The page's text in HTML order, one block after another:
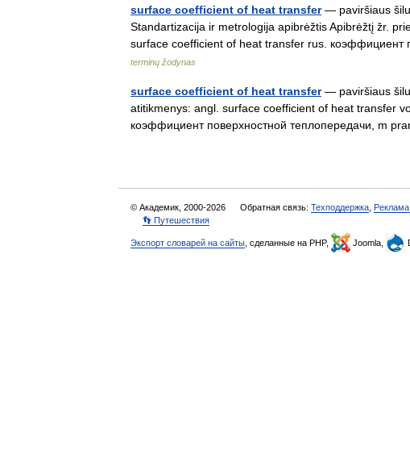
surface coefficient of heat transfer— paviršiaus
Standartizacija ir metrologija apibrėžtis Apibrėžtį žr.
surface coefficient of heat transfer rus.
terminų žodynas
surface coefficient of heat transfer— paviršiaus
atitikmenys: angl. surface coefficient of heat transfer
коэффициент поверхностной теплопередачи, m
© Академик, 2000-2026 Обратная связь: Техподдержка
👣 Путешествия
Экспорт словарей на сайты , сделанные на PHP, Joomla,